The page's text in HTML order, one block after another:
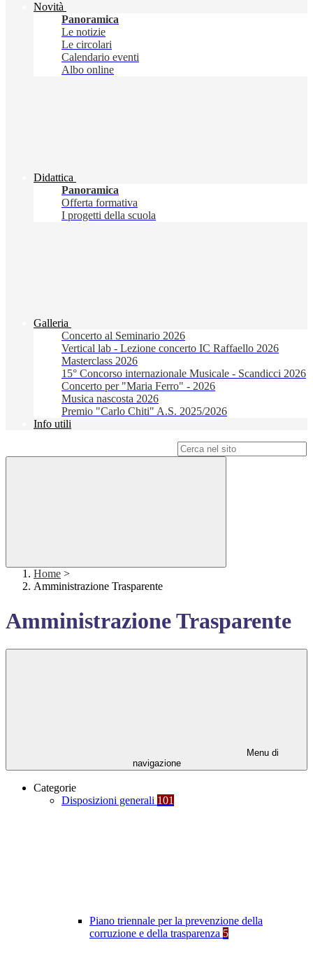
Novità
Panoramica
Le notizie
Le circolari
Calendario eventi
Albo online
Didattica
Panoramica
Offerta formativa
I progetti della scuola
Galleria
Concerto al Seminario 2026
Vertical lab - Lezione concerto IC Raffaello 2026
Masterclass 2026
15° Concorso internazionale Musicale - Scandicci 2026
Concerto per "Maria Ferro" - 2026
Musica nascosta 2026
Premio "Carlo Chiti" A.S. 2025/2026
Info utili
Home >
Amministrazione Trasparente
Amministrazione Trasparente
Menu di
navigazione
Categorie
Disposizioni generali 101
Piano triennale per la prevenzione della
corruzione e della trasparenza 5